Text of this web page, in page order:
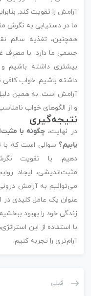
آرامش را تقویت کند.
ما در دستیابی به نگرش
همچنین، تغذیه سالم
جسمی ما دارد. با مصرف
بیشتری داشته باشیم و
داشته باشیم. خواب کافی
آرامش است. به همین
و از الگوهای خواب نامناسب
نتیجه‌گیری
در نهایت،چگونه با
یابیم؟سوالی است که با
دهیم. با تقویت
مثبت‌اندیشی، ایجاد
می‌توانیم به آرامش
عنوان یک عامل کلیدی در
زندگی خود را بهبود
با استفاده از این
آرام‌تری را تجربه کنیم.
قبلی